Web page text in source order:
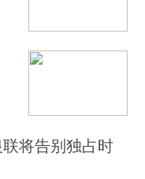
将告别独占时